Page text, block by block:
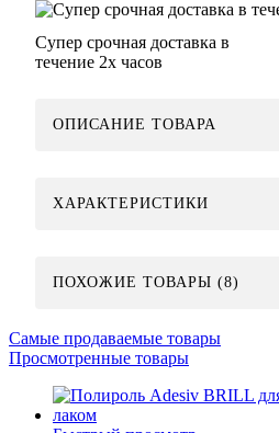
Супер срочная доставка в
течение 2х часов
ОПИСАНИЕ ТОВАРА
ХАРАКТЕРИСТИКИ
ПОХОЖИЕ ТОВАРЫ (8)
Самые продаваемые товары
Просмотренные товары